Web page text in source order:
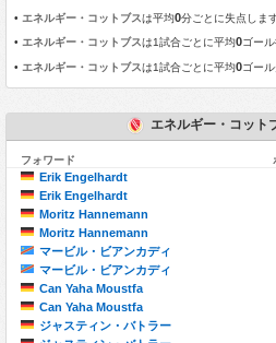
• エネルギー・コットブスは平均0分ごとに失点します
• エネルギー・コットブスは1試合ごとに平均0ゴール
• エネルギー・コットブスは1試合ごとに平均0ゴール
エネルギー・コット
フォワード
Erik Engelhardt
Erik Engelhardt
Moritz Hannemann
Moritz Hannemann
マービル・ビアンカディ
マービル・ビアンカディ
Can Yaha Moustfa
Can Yaha Moustfa
ジャスティン・バトラー